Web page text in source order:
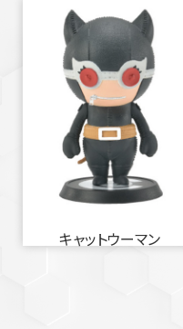
キャットウーマン